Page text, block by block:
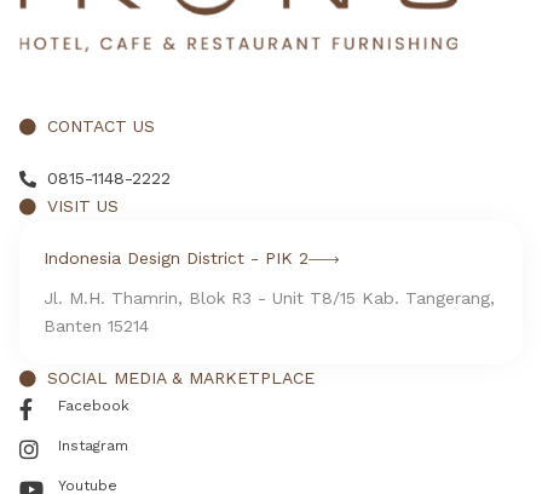
CONTACT US
0815-1148-2222
VISIT US
Indonesia Design District - PIK 2
Jl. M.H. Thamrin, Blok R3 - Unit T8/15 Kab. Tangerang,
Banten 15214
SOCIAL MEDIA & MARKETPLACE
Facebook
Instagram
Youtube